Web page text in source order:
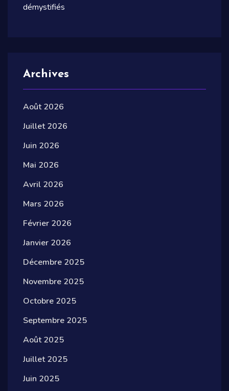
démystifiés
Archives
Août 2026
Juillet 2026
Juin 2026
Mai 2026
Avril 2026
Mars 2026
Février 2026
Janvier 2026
Décembre 2025
Novembre 2025
Octobre 2025
Septembre 2025
Août 2025
Juillet 2025
Juin 2025